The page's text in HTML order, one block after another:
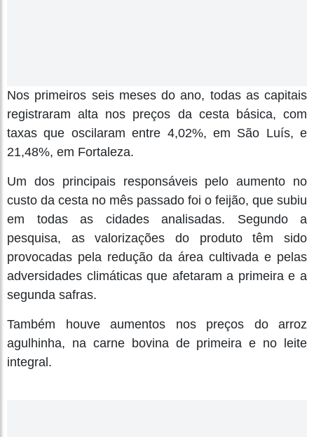
Nos primeiros seis meses do ano, todas as capitais
registraram alta nos preços da cesta básica, com
taxas que oscilaram entre 4,02%, em São Luís, e
21,48%, em Fortaleza.
Um dos principais responsáveis pelo aumento no
custo da cesta no mês passado foi o feijão, que subiu
em todas as cidades analisadas. Segundo a
pesquisa, as valorizações do produto têm sido
provocadas pela redução da área cultivada e pelas
adversidades climáticas que afetaram a primeira e a
segunda safras.
Também houve aumentos nos preços do arroz
agulhinha, na carne bovina de primeira e no leite
integral.